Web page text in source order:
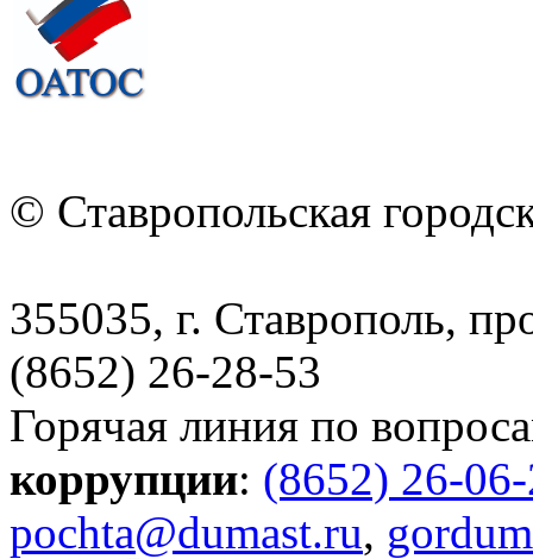
© Ставропольская
355035, г. Ставрополь,
(8652) 26-28-53
Горячая линия по
коррупции: (8652) 26-
pochta@dumast.ru,